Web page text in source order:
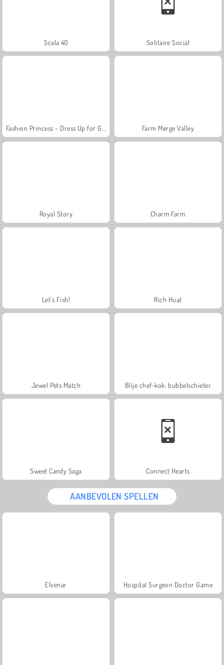
Scala 40 Solitaire Social
Farm Merge Valley
Royal Story Charm Farm
Let's Fish! Rich Huat
Jewel Pets Match Blije chef-kok: bubbelschieter
Sweet Candy Saga Connect Hearts
AANBEVOLEN SPELLEN
Elvenar Hospital Surgeon Doctor Game